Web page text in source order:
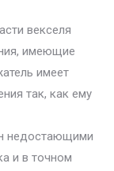
векселя
имеющие
имеет
так, как ему
недостающими
и в точном